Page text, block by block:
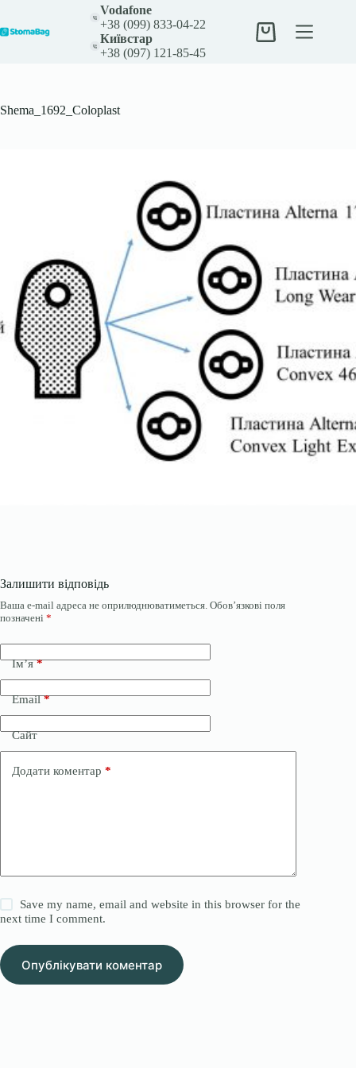
вмісту
Vodafone
+38 (099) 833-04-22
Київстар
+38 (097) 121-85-45
Кошик
Shema_1692_Coloplast
Залишити відповідь
Ваша e-mail адреса не оприлюднюватиметься. Обов’язкові поля
позначені *
Ім’я*
Email*
Сайт
Додати коментар *
Save my name, email and website in this browser for the
next time I comment.
Опублікувати коментар